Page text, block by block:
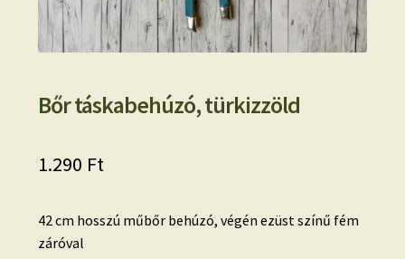
Bőr táskabehúzó, türkizzöld
1.290 Ft
42 cm hosszú műbőr behúzó, végén ezüst színű fém
záróval